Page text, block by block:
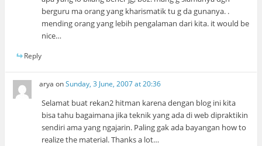
berguru ma orang yang kharismatik tu g da gunanya. .
mending orang yang lebih pengalaman dari kita. it would be
nice…
Reply
arya onSunday, 3 June, 2007 at 20:36
Selamat buat rekan2 hitman karena dengan blog ini kita
bisa tahu bagaimana jika teknik yang ada di web dipraktikin
sendiri ama yang ngajarin. Paling gak ada bayangan how to
realize the material. Thanks a lot…